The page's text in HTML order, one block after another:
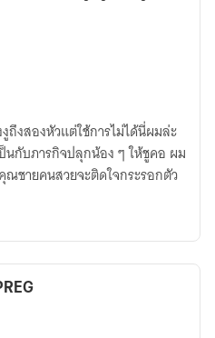
ถึงสองหัวแต่ใช้การไม่ได้นี่ผมล่ะ
นกับภารกิจปลุกน้อง ๆ ให้ชูคอ ผม
ณชายคนสวยจะติดใจกระรอกตัว